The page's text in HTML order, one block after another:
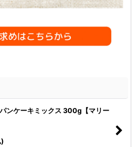
ンケーキミックス 300g【マリー